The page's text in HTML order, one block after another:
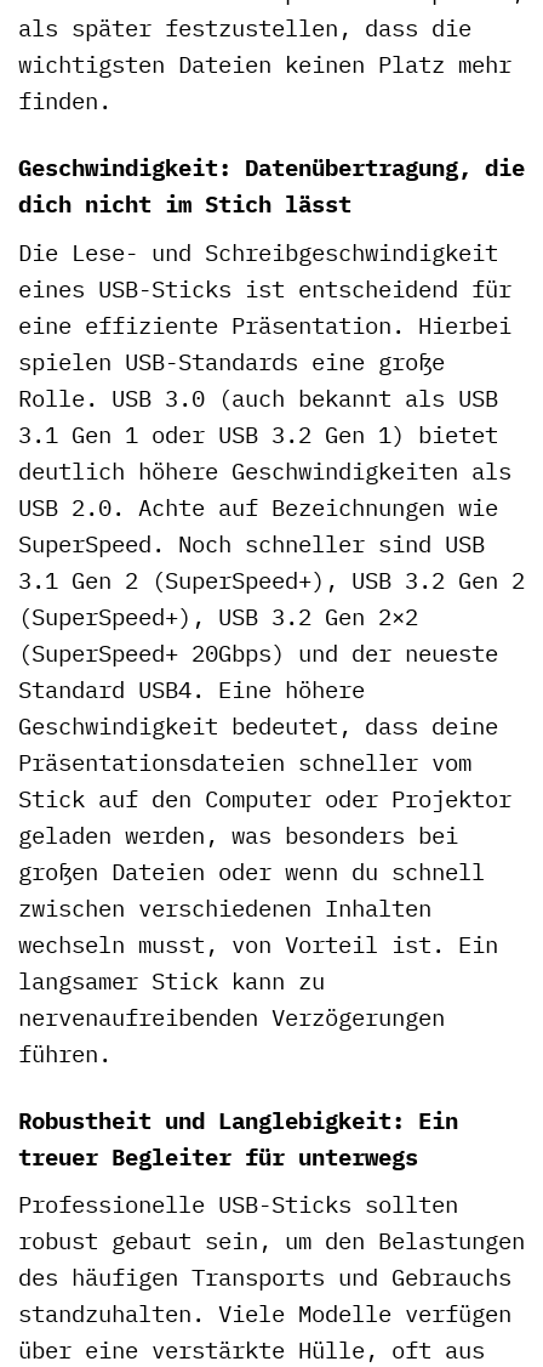
als später festzustellen, dass die
wichtigsten Dateien keinen Platz mehr
finden.
Geschwindigkeit: Datenübertragung, die
dich nicht im Stich lässt
Die Lese- und Schreibgeschwindigkeit
eines USB-Sticks ist entscheidend für
eine effiziente Präsentation. Hierbei
spielen USB-Standards eine große
Rolle. USB 3.0 (auch bekannt als USB
3.1 Gen 1 oder USB 3.2 Gen 1) bietet
deutlich höhere Geschwindigkeiten als
USB 2.0. Achte auf Bezeichnungen wie
SuperSpeed. Noch schneller sind USB
3.1 Gen 2 (SuperSpeed+), USB 3.2 Gen 2
(SuperSpeed+), USB 3.2 Gen 2×2
(SuperSpeed+ 20Gbps) und der neueste
Standard USB4. Eine höhere
Geschwindigkeit bedeutet, dass deine
Präsentationsdateien schneller vom
Stick auf den Computer oder Projektor
geladen werden, was besonders bei
großen Dateien oder wenn du schnell
zwischen verschiedenen Inhalten
wechseln musst, von Vorteil ist. Ein
langsamer Stick kann zu
nervenaufreibenden Verzögerungen
führen.
Robustheit und Langlebigkeit: Ein
treuer Begleiter für unterwegs
Professionelle USB-Sticks sollten
robust gebaut sein, um den Belastungen
des häufigen Transports und Gebrauchs
standzuhalten. Viele Modelle verfügen
über eine verstärkte Hülle, oft aus